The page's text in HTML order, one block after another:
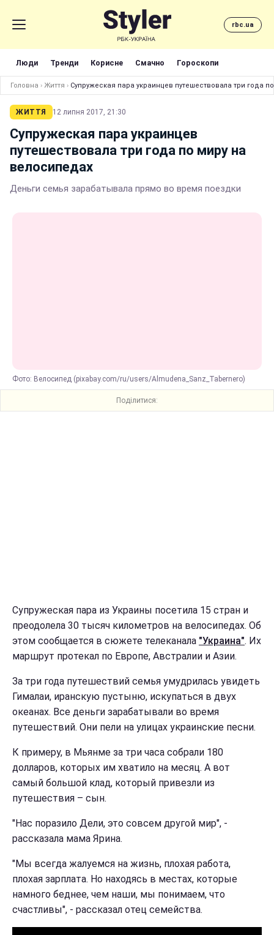
rbc.ua
Люди Тренди Корисне Смачно Гороскопи
Головна › Життя › Супружеская пара украинцев путешествовала три года
ЖИТТЯ 12 липня 2017, 21:30
Супружеская пара украинцев
путешествовала три года по миру на
велосипедах
Деньги семья зарабатывала прямо во время поездки
Фото: Велосипед (pixabay.com/ru/users/Almudena_Sanz_Tabernero)
Поділитися:
Супружеская пара из Украины посетила 15 стран и
преодолела 30 тысяч километров на велосипедах. Об
этом сообщается в сюжете телеканала "Украина". Их
маршрут протекал по Европе, Австралии и Азии.
За три года путешествий семья умудрилась увидеть
Гималаи, иранскую пустыню, искупаться в двух
океанах. Все деньги зарабатывали во время
путешествий. Они пели на улицах украинские песни.
К примеру, в Мьянме за три часа собрали 180
долларов, которых им хватило на месяц. А вот
самый большой клад, который привезли из
путешествия – сын.
"Нас поразило Дели, это совсем другой мир", -
рассказала мама Ярина.
"Мы всегда жалуемся на жизнь, плохая работа,
плохая зарплата. Но находясь в местах, которые
намного беднее, чем наши, мы понимаем, что
счастливы", - рассказал отец семейства.